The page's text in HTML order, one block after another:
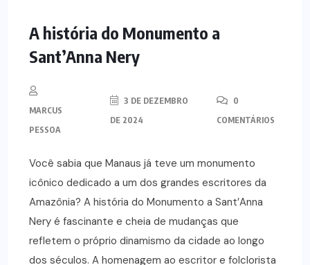
A história do Monumento a
Sant’Anna Nery
MARCUS
PESSOA
3 DE DEZEMBRO
DE 2024
0
COMENTÁRIOS
Você sabia que Manaus já teve um monumento
icônico dedicado a um dos grandes escritores da
Amazônia? A história do Monumento a Sant’Anna
Nery é fascinante e cheia de mudanças que
refletem o próprio dinamismo da cidade ao longo
dos séculos. A homenagem ao escritor e folclorista